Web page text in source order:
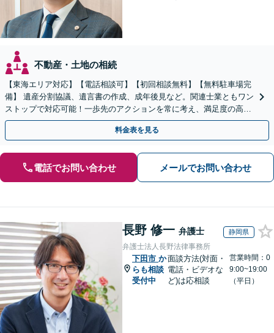
不動産・土地の相続
【東海エリア対応】【電話相談可】【初回相談無料】【無料駐車場完
備】 遺産分割協議、遺言書の作成、成年後見など。関連士業ともワン
ストップで対応可能！一歩先のアクションを常に考え、満足度の高い
解決を目指します
料金表を見る
電話でお問い合わせ メールでお問い合わせ
長野 修一 弁護士 静岡県
弁護士法人長野法律事務所
下田市 か
らも相談
受付中
面談方法(対面・
電話・ビデオな
ど)は応相談
営業時間：0
9:00~19:00
（平日）